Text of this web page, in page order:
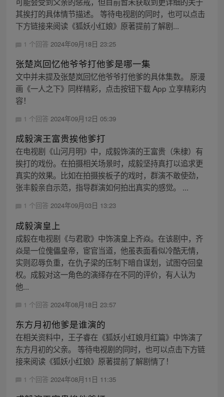
其挨打的具体情节描述。 等待电视剧的同时，也可以点击
下方链接来阅读《狐妖小红娘》原著提前了解剧...
1 个回答 2024年09月18日 23:25
张楚岚回忆他爷爷打他爹是哪一集
文中并未提及张楚岚回忆他爷爷打他爹的具体集数。 原漫
画《一人之下》同样精彩，点击按钮下载 App 立享精彩内
容！
1 个回答 2024年09月12日 05:39
成毅演王富贵挨他爹打
在电视剧《山河月明》中，成毅饰演的王富贵（朱棣）有
挨打的戏份。在拍摄相关场景时，成毅坚持真打以追求更
真实的效果。比如在拍摄挨板子的戏时，群演不敢使劲，
张丰毅亲自示范，指导群演如何拍出真实的感觉。 ...
1 个回答 2024年09月03日 13:23
成毅演皇上
成毅在电视剧《与君歌》中饰演皇上齐焱。在该剧中，齐
焱是一位傀儡皇帝，宦官当道，他虽表面看似冷酷无情，
实则忍辱负重，在仇子梁的压制下暗自谋划，试图夺回皇
权。成毅对这一角色的演绎存在不同的评价，有人认为
他...
1 个回答 2024年08月18日 23:57
东方月初他爹是谁演的
在相关资料中，王子睿在《狐妖小红娘月红篇》中饰演了
东方月初的父亲。 等待电视剧的同时，也可以点击下方链
接来阅读《狐妖小红娘》原著提前了解剧情了！
1 个回答 2024年08月11日 11:35